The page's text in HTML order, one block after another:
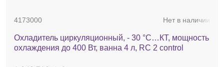
4173000 Нет в наличии
Охладитель циркуляционный, - 30 °C…КТ, мощность
охлаждения до 400 Вт, ванна 4 л, RC 2 control